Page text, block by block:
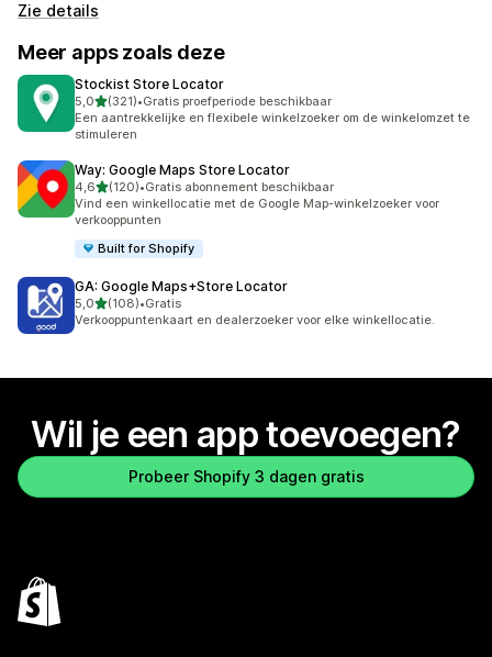
Zie details
Meer apps zoals deze
Stockist Store Locator
5,0van 5 sterren
(321)
321 recensies in totaal
•Gratis proefperiode beschikbaar
Een aantrekkelijke en flexibele winkelzoeker om de winkelomzet te
stimuleren
Way: Google Maps Store Locator
4,6van 5 sterren
(120)
120 recensies in totaal
•Gratis abonnement beschikbaar
Vind een winkellocatie met de Google Map-winkelzoeker voor
verkooppunten
Built for Shopify
GA: Google Maps+Store Locator
5,0van 5 sterren
(108)
108 recensies in totaal
•Gratis
Verkooppuntenkaart en dealerzoeker voor elke winkellocatie.
Wil je een app toevoegen?
Probeer Shopify 3 dagen gratis